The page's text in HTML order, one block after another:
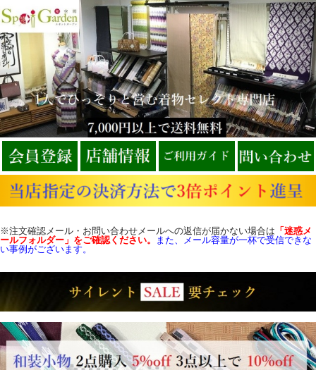
※注文確認メール・お問い合わせメールへの返信が届かない場合は 「迷惑メ
ールフォルダー」をご確認ください。
また、メール容量が一杯で受信できな
い事例がございます。